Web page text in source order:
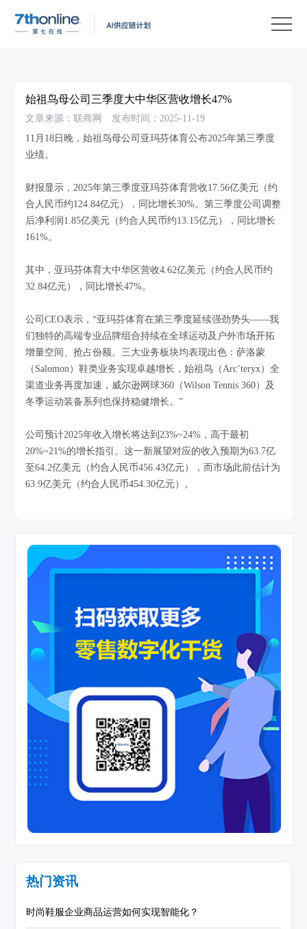
始祖鸟母公司三季度大中华区营收增长47%
文章来源：联商网
发布时间：2025-11-19
11月18日晚，始祖鸟母公司亚玛芬体育公布2025年第三季度
业绩。
财报显示，2025年第三季度亚玛芬体育营收17.56亿美元（约
合人民币约124.84亿元），同比增长30%。第三季度公司调整
后净利润1.85亿美元（约合人民币约13.15亿元），同比增长
161%。
其中，亚玛芬体育大中华区营收4.62亿美元（约合人民币约
32.84亿元），同比增长47%。
公司CEO表示，“亚玛芬体育在第三季度延续强劲势头——我
们独特的高端专业品牌组合持续在全球运动及户外市场开拓
增量空间、抢占份额。三大业务板块均表现出色：萨洛蒙
（Salomon）鞋类业务实现卓越增长，始祖鸟（Arc’teryx）全
渠道业务再度加速，威尔逊网球360（Wilson Tennis 360）及
冬季运动装备系列也保持稳健增长。”
公司预计2025年收入增长将达到23%~24%，高于最初
20%~21%的增长指引。这一新展望对应的收入预期为63.7亿
至64.2亿美元（约合人民币456.43亿元），而市场此前估计为
63.9亿美元（约合人民币454.30亿元）。
热门资讯
时尚鞋服企业商品运营如何实现智能化？